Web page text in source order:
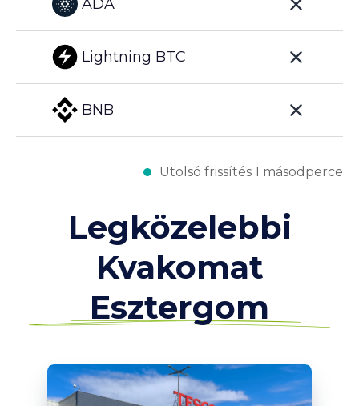
ADA
Lightning BTC
BNB
Utolsó frissítés 1 másodperce
Legközelebbi
Kvakomat
Esztergom